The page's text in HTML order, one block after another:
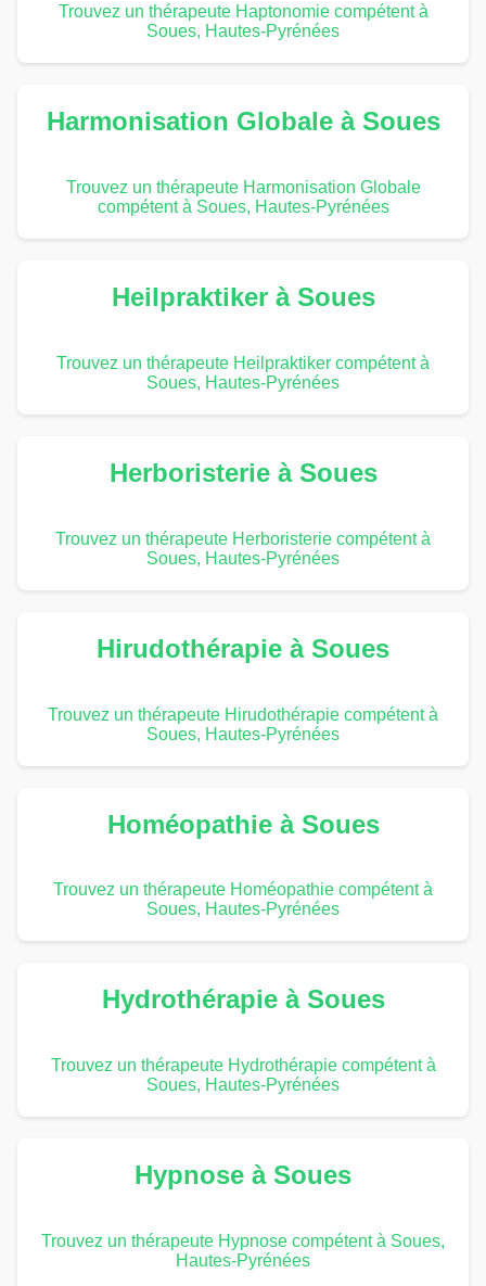
Trouvez un thérapeute Haptonomie compétent à
Soues, Hautes-Pyrénées
Harmonisation Globale à Soues
Trouvez un thérapeute Harmonisation Globale
compétent à Soues, Hautes-Pyrénées
Heilpraktiker à Soues
Trouvez un thérapeute Heilpraktiker compétent à
Soues, Hautes-Pyrénées
Herboristerie à Soues
Trouvez un thérapeute Herboristerie compétent à
Soues, Hautes-Pyrénées
Hirudothérapie à Soues
Trouvez un thérapeute Hirudothérapie compétent à
Soues, Hautes-Pyrénées
Homéopathie à Soues
Trouvez un thérapeute Homéopathie compétent à
Soues, Hautes-Pyrénées
Hydrothérapie à Soues
Trouvez un thérapeute Hydrothérapie compétent à
Soues, Hautes-Pyrénées
Hypnose à Soues
Trouvez un thérapeute Hypnose compétent à Soues,
Hautes-Pyrénées